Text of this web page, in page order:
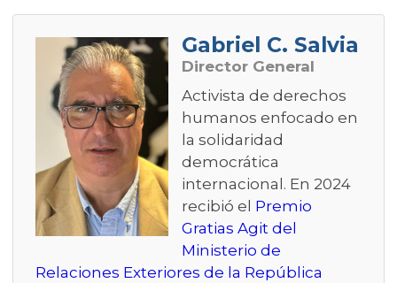
Gabriel C. Salvia
Director General
Activista de derechos
humanos enfocado en
la solidaridad
democrática
internacional. En 2024
recibió el Premio
Gratias Agit del
Ministerio de
Relaciones Exteriores de la República